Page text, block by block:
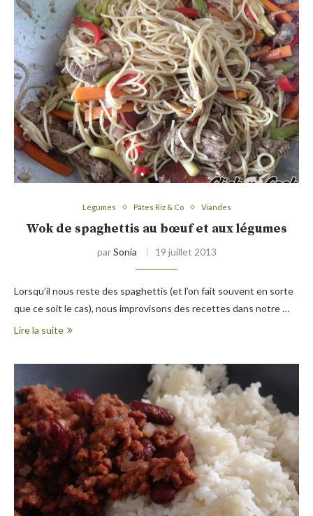
Légumes Pâtes Riz & Co Viandes
Wok de spaghettis au bœuf et aux légumes
parSonia 19 juillet 2013
Lorsqu’il nous reste des spaghettis (et l’on fait souvent en sorte
que ce soit le cas), nous improvisons des recettes dans notre …
Lire la suite